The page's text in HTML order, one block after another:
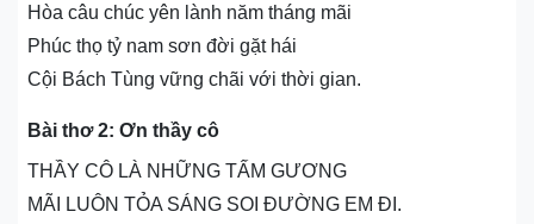
Hòa câu chúc yên lành năm tháng mãi
Phúc thọ tỷ nam sơn đời gặt hái
Cội Bách Tùng vững chãi với thời gian.
Bài thơ 2: Ơn thầy cô
THẦY CÔ LÀ NHỮNG TẤM GƯƠNG
MÃI LUÔN TỎA SÁNG SOI ĐƯỜNG EM ĐI.